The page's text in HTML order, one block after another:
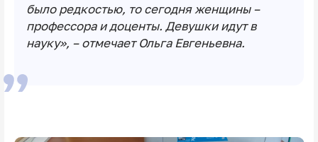
было редкостью, то сегодня женщины –
профессора и доценты. Девушки идут в
науку», – отмечает Ольга Евгеньевна.